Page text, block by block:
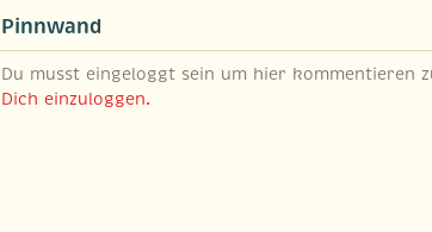
Pinnwand
Du musst eingeloggt sein um hier kommentieren
Dich einzuloggen.